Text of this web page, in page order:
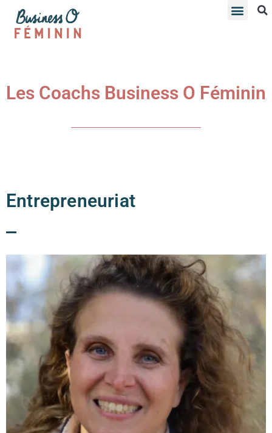
Les Coachs Business O Féminin
Entrepreneuriat